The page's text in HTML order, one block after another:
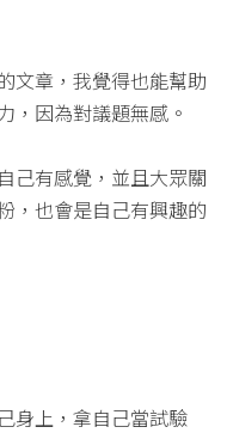
文章，我覺得也能幫助
，因為對議題無感。
己有感覺，並且大眾關
，也會是自己有興趣的
身上，拿自己當試驗